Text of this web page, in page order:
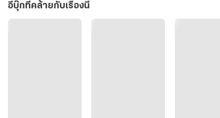
อีบุ๊กที่คล้ายกับเรื่องนี้